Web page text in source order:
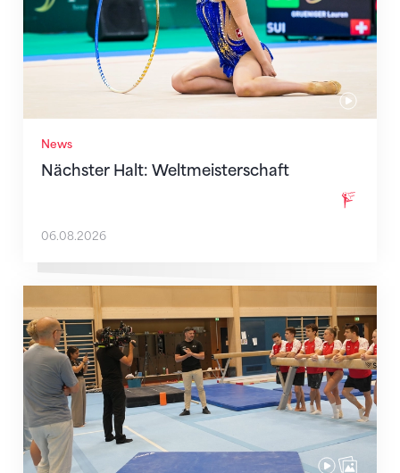
News
Nächster Halt: Weltmeisterschaft
06.08.2026
Mit klaren Zielen nach Zagreb